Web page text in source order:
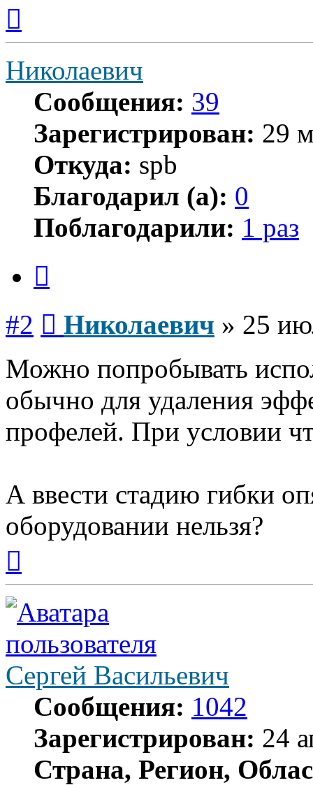
началу
Николаевич
Сообщения: 39
Зарегистрирован: 29
Откуда: spb
Благодарил (а): 0
Поблагодарили: 1 раз
#2 Николаевич » 25
Можно попробывать
обычно для удаления
профелей. При условии
А ввести стадию гибки
оборудовании нельзя?
началу
Сергей Васильевич
Сообщения: 1042
Зарегистрирован: 24
Страна, Регион,